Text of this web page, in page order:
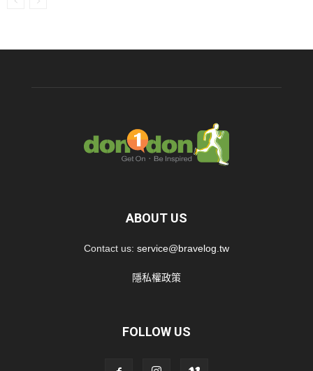
ABOUT US
Contact us: service@bravelog.tw
隱私權政策
FOLLOW US